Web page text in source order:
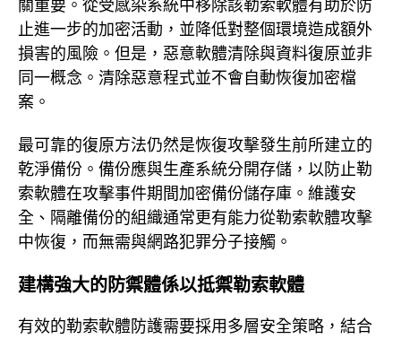
關重要。從受感染系統中移除該勒索軟體有助於防
止進一步的加密活動，並降低對整個環境造成額外
損害的風險。但是，惡意軟體清除與資料復原並非
同一概念。清除惡意程式並不會自動恢復加密檔
案。
最可靠的復原方法仍然是恢復攻擊發生前所建立的
乾淨備份。備份應與生產系統分開存儲，以防止勒
索軟體在攻擊事件期間加密備份儲存庫。維護安
全、隔離備份的組織通常更有能力從勒索軟體攻擊
中恢復，而無需與網路犯罪分子接觸。
建構強大的防禦體係以抵禦勒索軟體
有效的勒索軟體防護需要採用多層安全策略，結合